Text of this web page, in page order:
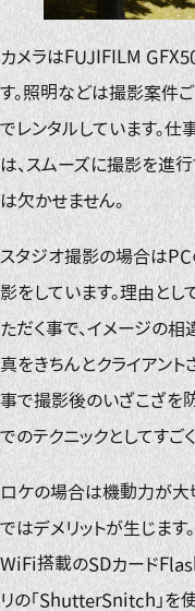
カメラはFUJIFILM
す。照明などは撮影案件
でレンタルしています。
は、スムーズに撮影を進
は欠かせません。
スタジオ撮影の場合は
影をしています。理由と
ただく事で、イメージの相
真をきちんとクライアン
事で撮影後のいざこざを
でのテクニックとしてすご
ロケの場合は機動力が大
ではデメリットが生じます
WiFi搭載のSDカード
リの「ShutterSnitch」を